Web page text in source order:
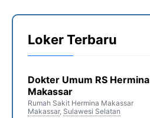
Loker Terbaru
Dokter Umum RS Hermina
Makassar
Rumah Sakit Hermina Makassar
Makassar, Sulawesi Selatan